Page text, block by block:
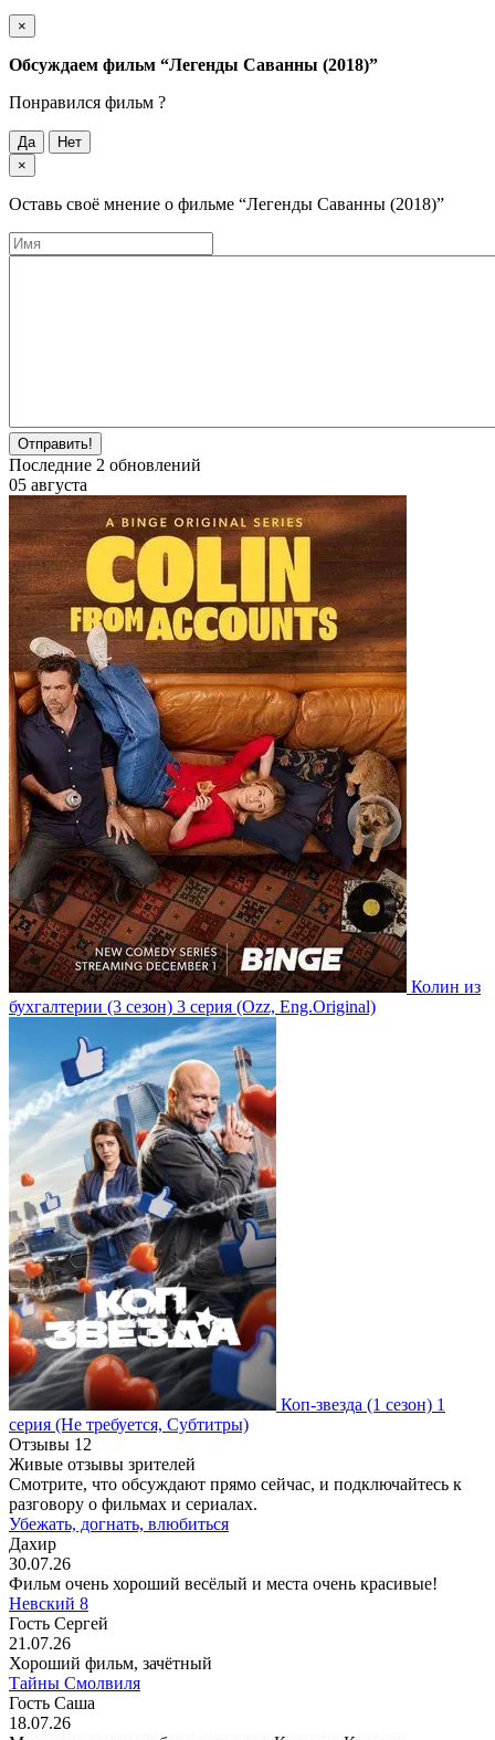
×
Обсуждаем фильм “Легенды Саванны (2018)”
Понравился фильм ?
Да
Нет
×
Оставь своё мнение о фильме “Легенды Саванны (2018)”
Отправить!
Последние 2 обновлений
05 августа
Колин из
бухгалтерии (3 сезон) 3 серия (Ozz, Eng.Original)
Коп-звезда (1 сезон) 1
серия (Не требуется, Субтитры)
Отзывы 12
Живые отзывы зрителей
Смотрите, что обсуждают прямо сейчас, и подключайтесь к
разговору о фильмах и сериалах.
Убежать, догнать, влюбиться
Дахир
30.07.26
Фильм очень хороший весёлый и места очень красивые!
Невский 8
Гость Сергей
21.07.26
Хороший фильм, зачётный
Тайны Смолвиля
Гость Саша
18.07.26